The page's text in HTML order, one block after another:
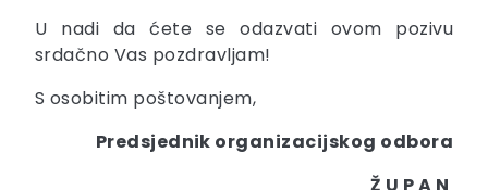
U nadi da ćete se odazvati ovom pozivu
srdačno Vas pozdravljam!
S osobitim poštovanjem,
Predsjednik organizacijskog odbora